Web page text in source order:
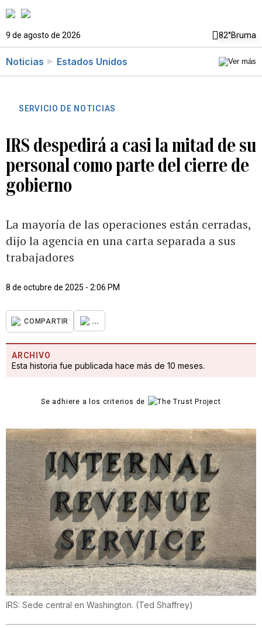
9 de agosto de 2026 82°Bruma
Noticias Estados Unidos
SERVICIO DE NOTICIAS
IRS despedirá a casi la mitad de su
personal como parte del cierre de
gobierno
La mayoría de las operaciones están cerradas,
dijo la agencia en una carta separada a sus
trabajadores
8 de octubre de 2025 - 2:06 PM
COMPARTIR ...
ARCHIVO
Esta historia fue publicada hace más de 10 meses.
Se adhiere a los criterios de
IRS: Sede central en Washington. (Ted Shaffrey)